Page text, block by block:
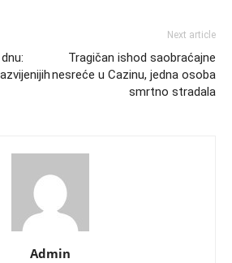
Next article
Tragičan ishod saobraćajne
nesreće u Cazinu, jedna osoba
smrtno stradala
Admin